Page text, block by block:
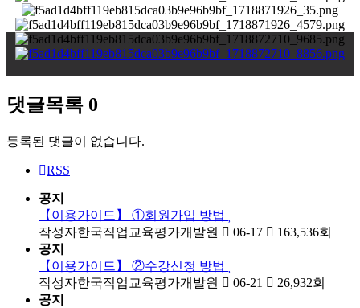
댓글목록 0
등록된 댓글이 없습니다.
RSS
공지
【이용가이드】 ①회원가입 방법
작성자한국직업교육평가개발원 06-17 163,536회
공지
【이용가이드】 ②수강신청 방법
작성자한국직업교육평가개발원 06-21 26,932회
공지